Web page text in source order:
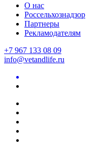
О нас
Россельхознадзор
Партнеры
Рекламодателям
+7 967 133 08 09
info@vetandlife.ru